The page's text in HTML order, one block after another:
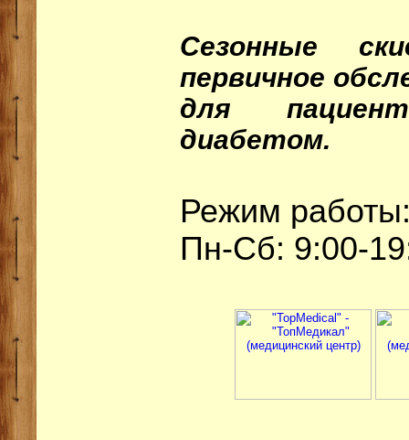
Сезонные
первичное
для
диабетом.
Режим
Пн-Сб: 9:00-